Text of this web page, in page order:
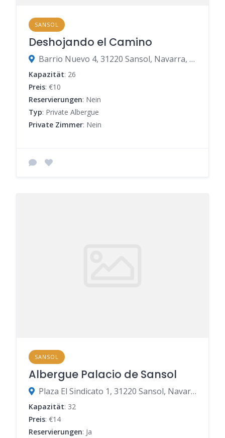
SANSOL
Deshojando el Camino
Barrio Nuevo 4, 31220 Sansol, Navarra, Spanien
Kapazität: 26
Preis: €10
Reservierungen: Nein
Typ: Private Albergue
Private Zimmer: Nein
SANSOL
Albergue Palacio de Sansol
Plaza El Sindicato 1, 31220 Sansol, Navarra, Spanien
Kapazität: 32
Preis: €14
Reservierungen: Ja